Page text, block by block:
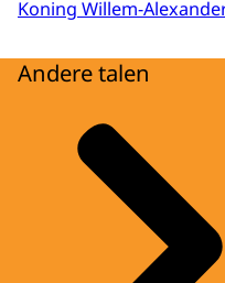
Koning Willem-
Andere talen